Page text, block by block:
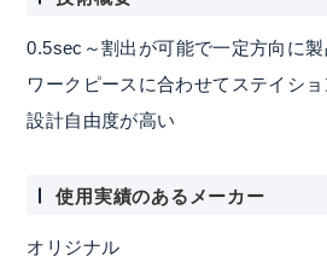
0.5sec～割出が可能で一定方向に
ワークピースに合わせてステイシ
設計自由度が高い
使用実績のあるメーカー
オリジナル